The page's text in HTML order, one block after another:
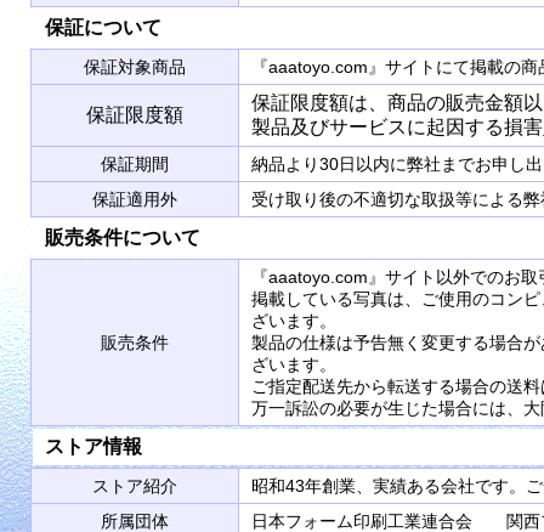
保証について
保証対象商品 『aaatoyo.com』サイトにて掲載の
保証限度額
保証限度額は、商品の販売金額
製品及びサービスに起因する損
保証期間
納品より30日以内に弊社までお申し
保証適用外
受け取り後の不適切な取扱等による
販売条件について
販売条件
『aaatoyo.com』サイト以外でのお
掲載している写真は、ご使用のコン
ざいます。
製品の仕様は予告無く変更する場合
ざいます。
ご指定配送先から転送する場合の送
万一訴訟の必要が生じた場合には、
ストア情報
ストア紹介
昭和43年創業、実績ある会社です。
所属団体
日本フォーム印刷工業連合会 関